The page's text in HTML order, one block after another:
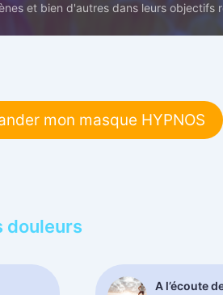
et bien d'autres dans leurs objectifs
mon masque HYPNOS
douleurs
A l’écoute